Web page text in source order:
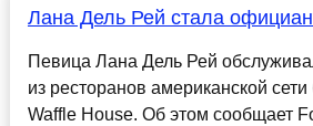
Лана Дель Рей стала
Певица Лана Дель Рей
из ресторанов американской
Waffle House. Об этом сообщает